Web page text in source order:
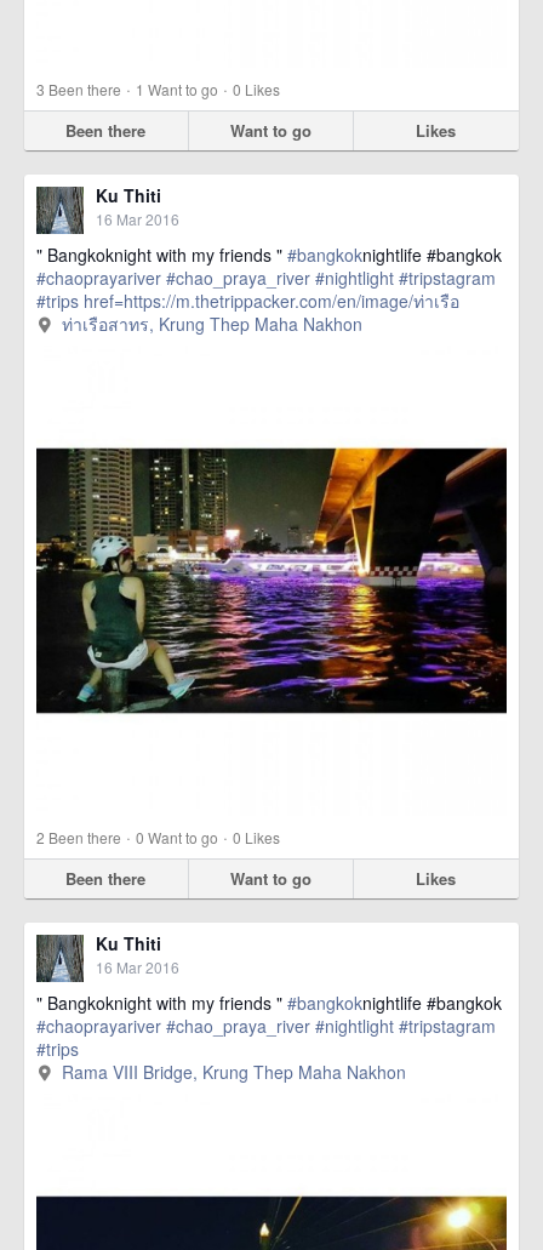
3 Been there · 1 Want to go · 0 Likes
Been there Want to go Likes
Ku Thiti
16 Mar 2016
" Bangkoknight with my friends " #bangkoknightlife #bangkok
#chaoprayariver #chao_praya_river #nightlight #tripstagram
#trips href=https://m.thetrippacker.com/en/image/ท่าเรือ
สาทร/192405> more
ท่าเรือสาทร, Krung Thep Maha Nakhon
2 Been there · 0 Want to go · 0 Likes
Been there Want to go Likes
Ku Thiti
16 Mar 2016
" Bangkoknight with my friends " #bangkoknightlife #bangkok
#chaoprayariver #chao_praya_river #nightlight #tripstagram
#trips
href=https://m.thetrippacker.com/en/image/RamaVIIIBridge/
Rama VIII Bridge, Krung Thep Maha Nakhon